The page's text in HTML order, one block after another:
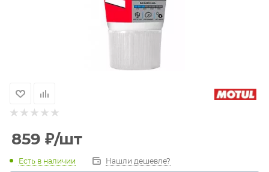
859 ₽/шт
Есть в наличии Нашли дешевле?